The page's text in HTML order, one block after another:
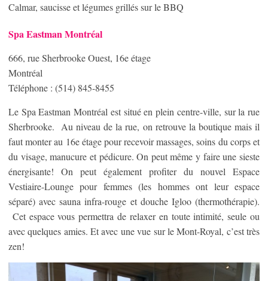
Calmar, saucisse et légumes grillés sur le BBQ
Spa Eastman Montréal
666, rue Sherbrooke Ouest, 16e étage
Montréal
Téléphone : (514) 845-8455
Le Spa Eastman Montréal est situé en plein centre-ville, sur la rue
Sherbrooke. Au niveau de la rue, on retrouve la boutique mais il
faut monter au 16e étage pour recevoir massages, soins du corps et
du visage, manucure et pédicure. On peut même y faire une sieste
énergisante! On peut également profiter du nouvel Espace
Vestiaire-Lounge pour femmes (les hommes ont leur espace
séparé) avec sauna infra-rouge et douche Igloo (thermothérapie).
Cet espace vous permettra de relaxer en toute intimité, seule ou
avec quelques amies. Et avec une vue sur le Mont-Royal, c’est très
zen!